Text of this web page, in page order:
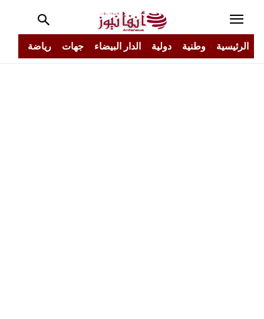
الرئيسية وطنية دولية الدار البيضاء جهات رياضة